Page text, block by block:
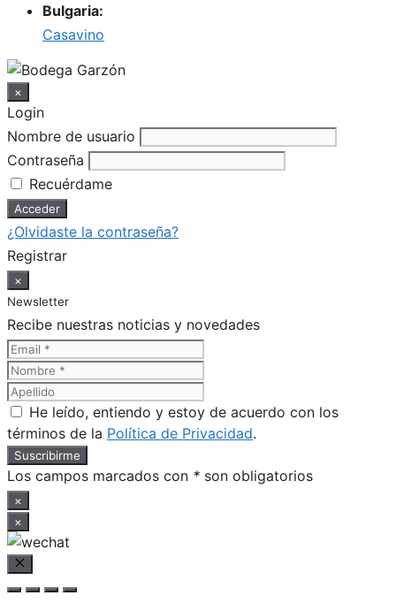
Bulgaria:
Casavino
×
Login
Nombre de usuario
Contraseña
Recuérdame
¿Olvidaste la contraseña?
Registrar
×
Newsletter
Recibe nuestras noticias y novedades
He leído, entiendo y estoy de acuerdo con los
términos de la Política de Privacidad.
Los campos marcados con * son obligatorios
×
×
Cerrar